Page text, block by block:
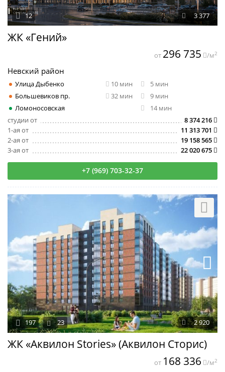
ЖК «Гений»
3 377
12
Невский район
Улица Дыбенко 10 мин
5 мин
Большевиков пр.
32 мин
9 мин
Ломоносовская
14 мин
студии от
8 374 216
1-ая от
11 313 701
2-ая от
19 158 565
3-ая от
22 020 675
от 296 735 /м2
+7 (969) 703-32-37
ЖК «Аквилон Stories» (Аквилон Сторис)
2 920
197 23
от 168 336 /м2